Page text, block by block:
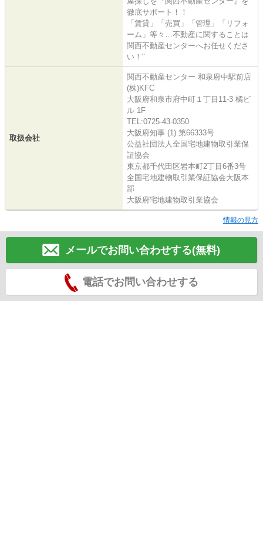
徹底サポート！！
「賃貸」「売買」「管理」「リフォ
ーム」等々…不動産に関することは
関西不動産センターへお任せくださ
い！"
取扱会社
関西不動産センター 和泉府中駅前店
(株)KFC
大阪府和泉市府中町１丁目11-3 橘ビ
ル 1F
TEL:0725-43-0350
大阪府知事 (1) 第66333号
公益社団法人全国宅地建物取引業保
証協会
東京都千代田区岩本町2丁目6番3号
全国宅地建物取引業保証協会大阪本
部
大阪府宅地建物取引業協会
情報の見方
メールでお問い合わせする(無料)
電話でお問い合わせする